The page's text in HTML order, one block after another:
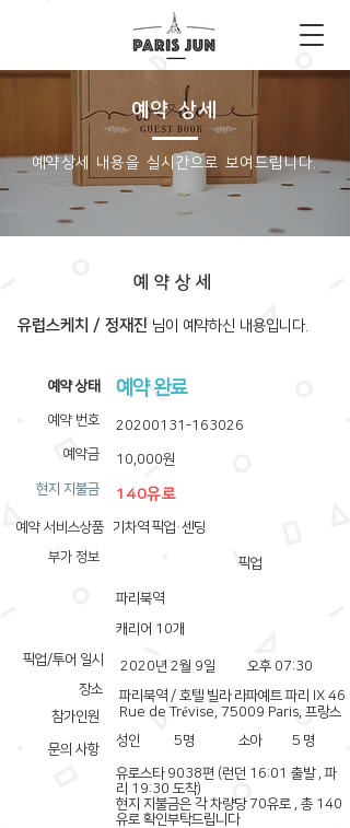
예약 상세
​예약상세 내용을 실시간으로 보여드립니다.
예약상세
유럽스케치 / 정재진 ​님이 예약하신 내용입니다.
​예약 상태
예약 번호
예약금
​현지 지불금
부가 정보
픽업/투어 일시
장소
참가인원
문의 사항
예약 서비스상품
예약 완료
20200131-163026
10,000원
140유로
기차역 픽업·센딩
픽업
파리북역
캐리어 10개
2020년 2월 9일
오후 07:30
파리북역 / 호텔 빌라 라파예트 파리 IX 46
Rue de Trévise, 75009 Paris, 프랑스
성인
5명 소아 5 명
유로스타 9038편 (런던 16:01 출발 , 파
리 19:30 도착)
현지 지불금은 각 차량당 70유로 , 총 140
유로 확인부탁드립니다